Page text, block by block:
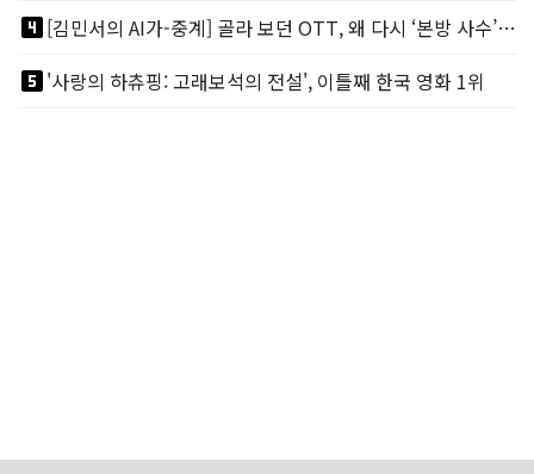
looks_4
[김민서의 AI가-중계] 골라 보던 OTT, 왜 다시 ‘본방 사수’를 부르나
looks_5'사랑의 하츄핑: 고래보석의 전설', 이틀째 한국 영화 1위